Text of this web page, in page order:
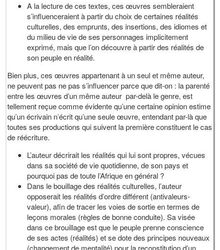
A la lecture de ces textes, ces œuvres sembleraient
s’influenceraient à partir du choix de certaines réalités
culturelles, des emprunts, des insertions, des idiomes et
du milieu de vie de ses personnages implicitement
exprimé, mais que l’on découvre à partir des réalités de
son peuple en réalité.
Bien plus, ces œuvres appartenant à un seul et même auteur,
ne peuvent pas ne pas s’influencer parce que dit-on : la parenté
entre les œuvres d’un même auteur par-delà le genre, est
tellement reçue comme évidente qu’une certaine opinion estime
qu’un écrivain n’écrit qu’une seule œuvre, entendant par-là que
toutes ses productions qui suivent la première constituent le cas
de réécriture.
L’auteur décrirait les réalités qui lui sont propres, vécues
dans sa société de vie quotidienne, de son pays et
pourquoi pas de toute l’Afrique en général ?
Dans le bouillage des réalités culturelles, l’auteur
opposerait les réalités d’ordre différent (antivaleurs-
valeur), afin de tracer les voies de sortie en termes de
leçons morales (règles de bonne conduite). Sa visée
dans ce brouillage est que le peuple prenne conscience
de ses actes (réalités) et se dote des principes nouveaux
(changement de mentalité) pour la reconstitution d’un